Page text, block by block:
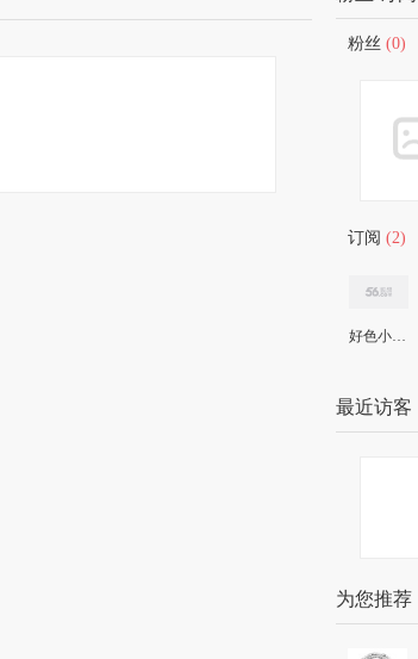
粉丝 (0)
订阅 (2)
好色小公主
最近访客
为您推荐